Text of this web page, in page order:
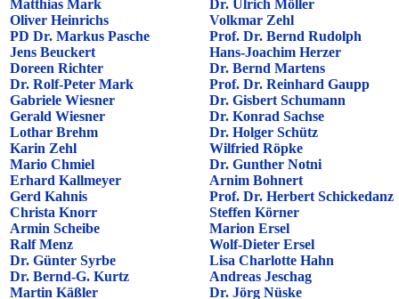
Matthias Mark
Oliver Heinrichs
PD Dr. Markus Pasche
Jens Beuckert
Doreen Richter
Dr. Rolf-Peter Mark
Gabriele Wiesner
Gerald Wiesner
Lothar Brehm
Karin Zehl
Mario Chmiel
Erhard Kallmeyer
Gerd Kahnis
Christa Knorr
Armin Scheibe
Ralf Menz
Dr. Günter Syrbe
Dr. Bernd-G. Kurtz
Martin Käßler
Dr. Ulrich Möller
Volkmar Zehl
Prof. Dr. Bernd Rudolph
Hans-Joachim Herzer
Dr. Bernd Martens
Prof. Dr. Reinhard Gaupp
Dr. Gisbert Schumann
Dr. Konrad Sachse
Dr. Holger Schütz
Wilfried Röpke
Dr. Gunther Notni
Arnim Bohnert
Prof. Dr. Herbert Schickedanz
Steffen Körner
Marion Ersel
Wolf-Dieter Ersel
Lisa Charlotte Hahn
Andreas Jeschag
Dr. Jörg Nüske